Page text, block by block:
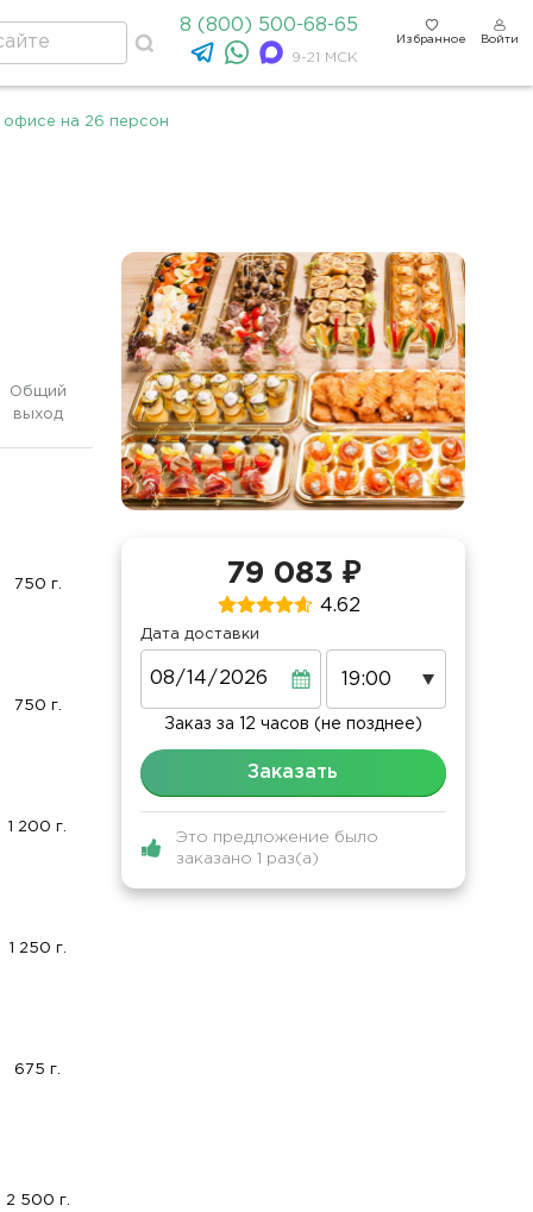
8 (800) 500-68-65
9-21 МСК
Избранное Войти
на 26 персон
Общий
выход
750 г.
750 г.
1 200 г.
1 250 г.
675 г.
2 500 г.
79 083 ₽
4.62
Дата доставки
Заказ за 12 часов (не позднее)
Заказать
Это предложение было
заказано 1 раз(а)